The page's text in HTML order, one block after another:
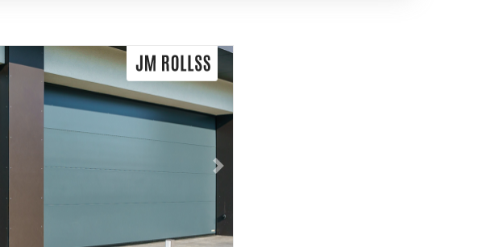
Následující